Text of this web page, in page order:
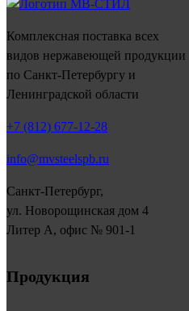
Комплексная поставка всех
видов нержавеющей продукции
по Санкт-Петербургу и
Ленинградской области
+7 (812) 677-12-28
info@mvsteelspb.ru
Санкт-Петербург,
ул. Новорощинская дом 4
Литер А, офис № 901-1
Продукция